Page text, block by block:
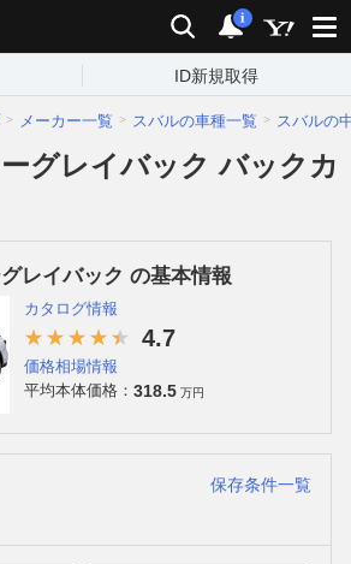
検索 通知
i
ID新規取得
メーカー一覧 スバルの車種一覧 スバルの
グレイバック バックカ
レイバック の基本情報
カタログ情報
4.7
価格相場情報
平均本体価格： 318.5 万円
保存条件一覧